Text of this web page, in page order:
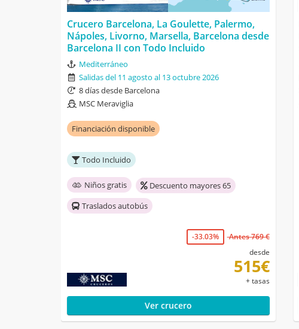
Crucero Barcelona, La Goulette, Palermo,
Nápoles, Livorno, Marsella, Barcelona desde
Barcelona II con Todo Incluido
Mediterráneo
Salidas del 11 agosto al 13 octubre 2026
8 días desde Barcelona
MSC Meraviglia
Financiación disponible
Todo Incluido
Niños gratis
Descuento mayores 65
Traslados autobús
-33.03%
Antes 769 €
desde
515€
+ tasas
Ver crucero